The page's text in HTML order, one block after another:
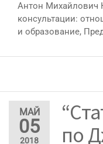
Антон Михайлович
консультации:
и образование,
МАЙ
05
2018
по